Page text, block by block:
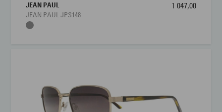
JEAN PAUL
JEAN PAUL JPS148
1 047,00